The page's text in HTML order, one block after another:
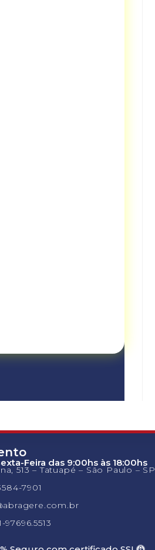
Feira das 9:00hs às 18:00hs
513 – Tatuapé – São Paulo – SP
7901
97696.5513